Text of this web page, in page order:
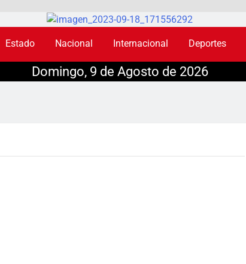
Estado Nacional Internacional Deportes
Domingo, 9 de Agosto de 2026